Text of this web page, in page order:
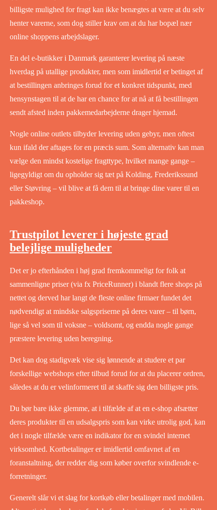
billigste mulighed for fragt kan ikke benægtes at være at du selv
henter varerne, som dog stiller krav om at du har bopæl nær
online shoppens arbejdslager.
En del e-butikker i Danmark garanterer levering på næste
hverdag på utallige produkter, men som imidlertid er betinget af
at bestillingen anbringes forud for et konkret tidspunkt, med
hensynstagen til at de har en chance for at nå at få bestillingen
sendt afsted inden pakkemedarbejderne drager hjemad.
Nogle online outlets tilbyder levering uden gebyr, men oftest
kun ifald der aftages for en præcis sum. Som alternativ kan man
vælge den mindst kostelige fragttype, hvilket mange gange –
ligegyldigt om du opholder sig tæt på Kolding, Frederikssund
eller Støvring – vil blive at få dem til at bringe dine varer til en
pakkeshop.
Trustpilot leverer i højeste grad
belejlige muligheder
Det er jo efterhånden i høj grad fremkommeligt for folk at
sammenligne priser (via fx PriceRunner) i blandt flere shops på
nettet og derved har langt de fleste online firmaer fundet det
nødvendigt at mindske salgspriserne på deres varer – til børn,
lige så vel som til voksne – voldsomt, og endda nogle gange
præstere levering uden beregning.
Det kan dog stadigvæk vise sig lønnende at studere et par
forskellige webshops efter tilbud forud for at du placerer ordren,
således at du er velinformeret til at skaffe sig den billigste pris.
Du bør bare ikke glemme, at i tilfælde af at en e-shop afsætter
deres produkter til en udsalgspris som kan virke utrolig god, kan
det i nogle tilfælde være en indikator for en svindel internet
virksomhed. Kortbetalinger er imidlertid omfavnet af en
foranstaltning, der redder dig som køber overfor svindlende e-
forretninger.
Generelt slår vi et slag for kortkøb eller betalinger med mobilen.